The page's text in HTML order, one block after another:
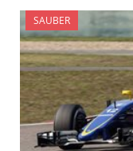
SAUBER